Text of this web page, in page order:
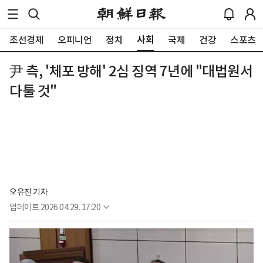
조선경제 오피니언 정치 사회 국제 건강 스포츠
尹 측, '체포 방해' 2심 징역 7년에 "대법원서
다툴 것"
오유진 기자
업데이트 2026.04.29. 17:20